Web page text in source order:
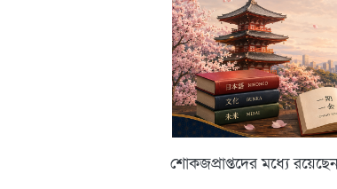
শোকজপ্রাপ্তদের মধ্যে